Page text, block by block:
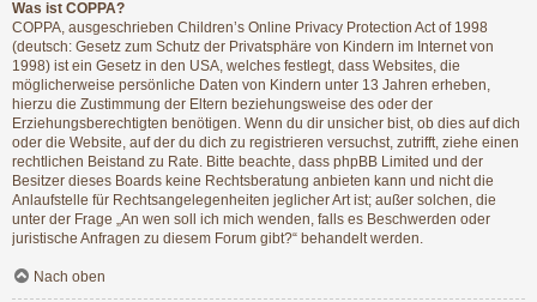
Was ist COPPA?
COPPA, ausgeschrieben Children’s Online Privacy Protection Act of 1998
(deutsch: Gesetz zum Schutz der Privatsphäre von Kindern im Internet von
1998) ist ein Gesetz in den USA, welches festlegt, dass Websites, die
möglicherweise persönliche Daten von Kindern unter 13 Jahren erheben,
hierzu die Zustimmung der Eltern beziehungsweise des oder der
Erziehungsberechtigten benötigen. Wenn du dir unsicher bist, ob dies auf dich
oder die Website, auf der du dich zu registrieren versuchst, zutrifft, ziehe einen
rechtlichen Beistand zu Rate. Bitte beachte, dass phpBB Limited und der
Besitzer dieses Boards keine Rechtsberatung anbieten kann und nicht die
Anlaufstelle für Rechtsangelegenheiten jeglicher Art ist; außer solchen, die
unter der Frage „An wen soll ich mich wenden, falls es Beschwerden oder
juristische Anfragen zu diesem Forum gibt?“ behandelt werden.
Nach oben